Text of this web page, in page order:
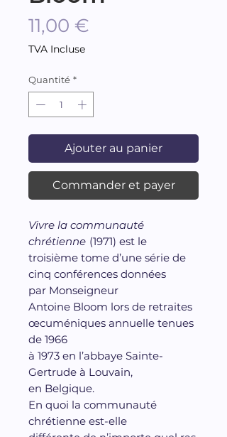
11,00 €
TVA Incluse
Quantité *
Ajouter au panier
Commander et payer
Vivre la communauté
chrétienne (1971) est le
troisième tome d’une série de
cinq conférences données
par Monseigneur
Antoine Bloom lors de retraites
œcuméniques annuelle tenues
de 1966
à 1973 en l’abbaye Sainte-
Gertrude à Louvain,
en Belgique.
En quoi la communauté
chrétienne est-elle